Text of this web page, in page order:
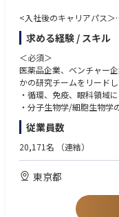
<入社後のキャリアパス＞
●スペシャルティ領域のテ
●グループ長補佐
求める経験 / スキル
＜必須＞
医薬品企業、ベンチャー
かの研究チームをリード
・循環、免疫、眼科領域
・分子生物学/細胞生物学
・データサイエンスを活用
・博士号取得者
・外部組織との協業を円
・国内外の外部研究者と
・筆頭著者の学術論文を
・英語中級以上
従業員数
20,171名 （連結）
東京都